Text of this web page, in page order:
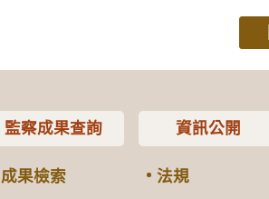
監察成果查詢
成果檢索
資訊公開
法規